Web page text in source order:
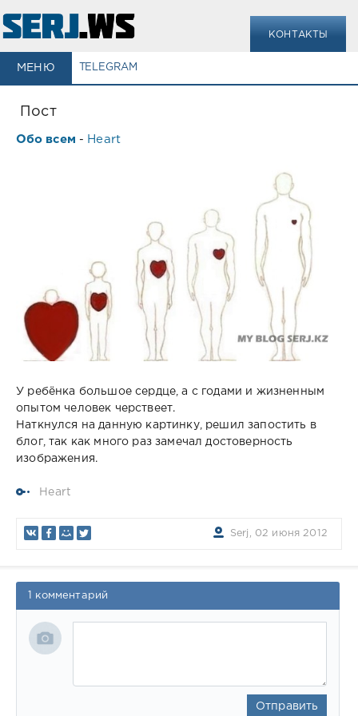
КОНТАКТЫ
МЕНЮ TELEGRAM
Пост
Обо всем - Heart
У ребёнка большое сердце, а с годами и жизненным
опытом человек черствеет.
Наткнулся на данную картинку, решил запостить в
блог, так как много раз замечал достоверность
изображения.
Heart
Serj, 02 июня 2012
1 комментарий
Отправить